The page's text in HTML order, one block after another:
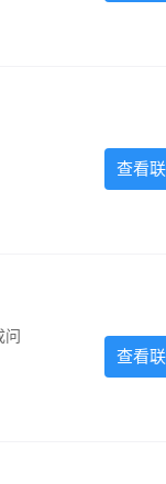
查看
问
查看